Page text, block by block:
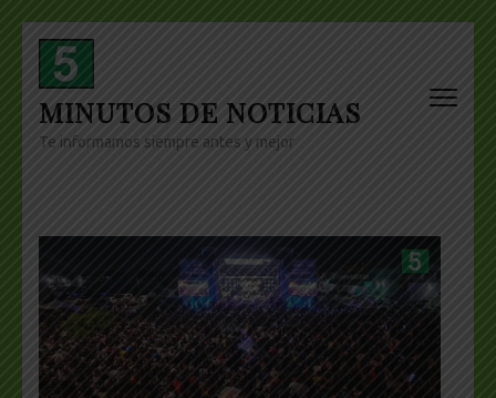
Skip
content
(Press
Enter)
MINUTOS DE NOTICIAS
Te informamos siempre antes y mejor